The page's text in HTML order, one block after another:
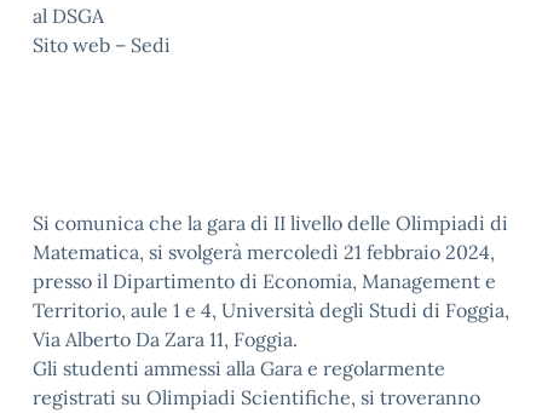
al DSGA
Sito web – Sedi
Si comunica che la gara di II livello delle Olimpiadi di
Matematica, si svolgerà mercoledì 21 febbraio 2024,
presso il Dipartimento di Economia, Management e
Territorio, aule 1 e 4, Università degli Studi di Foggia,
Via Alberto Da Zara 11, Foggia.
Gli studenti ammessi alla Gara e regolarmente
registrati su Olimpiadi Scientifiche, si troveranno